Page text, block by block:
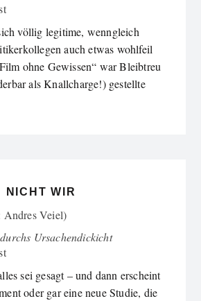
völlig legitime, wenngleich
auch etwas wohlfeil
ohne Gewissen“ war Bleibtreu
als Knallcharge!) gestellte
NICHT WIR
Andres Veiel)
Ursachendickicht
sei gesagt – und dann erscheint
oder gar eine neue Studie, die